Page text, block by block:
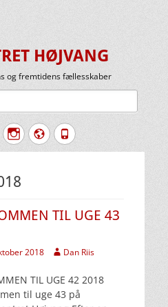
HØJVANG
og fremtidens fællesskaber
Instagram
Website
Tlf.
TIL UGE 43
2018 Forfatter
Dan Riis
TIL UGE 42 2018
til uge 43 på